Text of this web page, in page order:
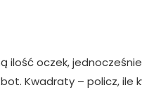
oczek,
Kwadraty – policz,